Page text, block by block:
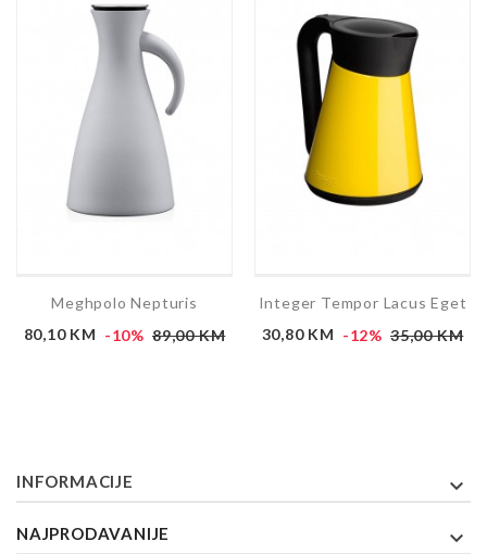
Meghpolo Nepturis
Cijena
80,10 KM -10% Redovna
89,00 KM
Integer Tempor Lacus Eget
Cijena
30,80 KM -12% Redovna
35,00 KM
INFORMACIJE 
NAJPRODAVANIJE 